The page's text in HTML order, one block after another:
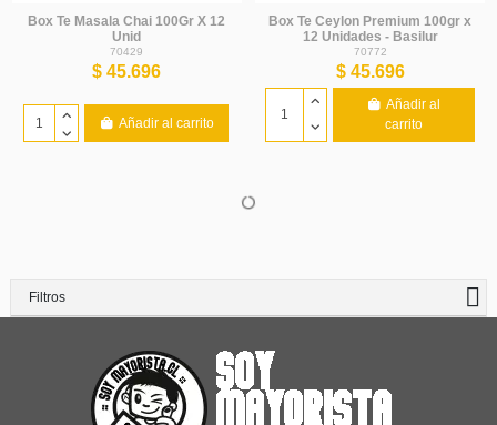
Box Te Masala Chai 100Gr X 12
Unid
70429
$ 45.696
Añadir al carrito
Box Te Ceylon Premium 100gr x
12 Unidades - Basilur
70772
$ 45.696
Añadir al
carrito
Filtros